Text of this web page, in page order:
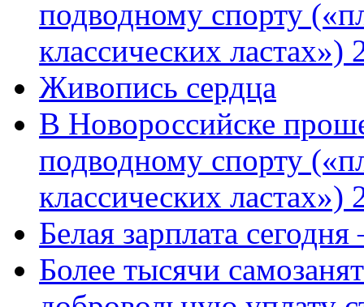
подводному спорту
классических
Живопись сердца
В Новороссийске
подводному спорту
классических ластах»)
Белая зарплата
Более тысячи